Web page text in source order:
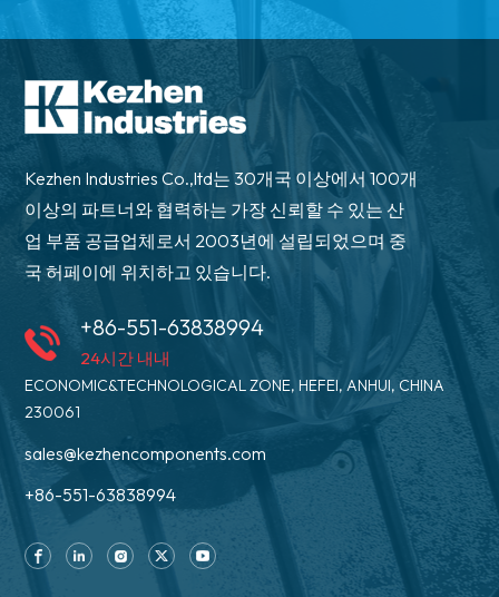
Kezhen Industries Co.,ltd는 30개국 이상에서 100개
이상의 파트너와 협력하는 가장 신뢰할 수 있는 산
업 부품 공급업체로서 2003년에 설립되었으며 중
국 허페이에 위치하고 있습니다.
+86-551-63838994
24시간 내내
ECONOMIC&TECHNOLOGICAL ZONE, HEFEI, ANHUI, CHINA
230061
sales@kezhencomponents.com
+86-551-63838994